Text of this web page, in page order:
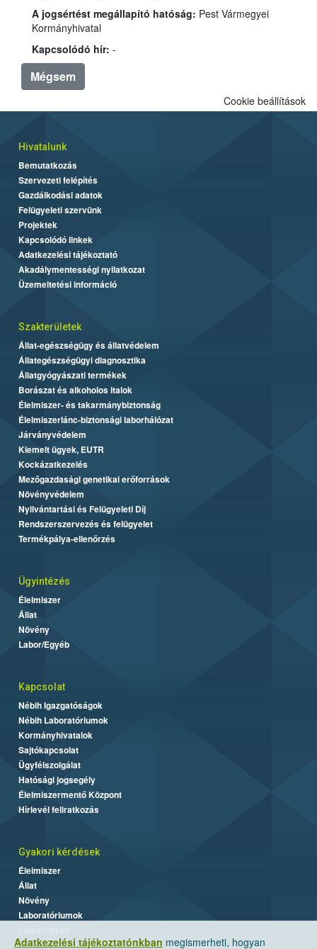
A jogsértést megállapító hatóság: Pest Vármegyei
Kormányhivatal
Kapcsolódó hír: -
Mégsem
Adatkezelési tájékoztatónkban megismerheti, hogyan
Cookie beállítások
Hivatalunk
Bemutatkozás
Szervezeti felépítés
Gazdálkodási adatok
Felügyeleti szervünk
Projektek
Kapcsolódó linkek
Adatkezelési tájékoztató
Akadálymentességi nyilatkozat
Üzemeltetési információ
Szakterületek
Állat-egészségügy és állatvédelem
Állategészségügyi diagnosztika
Állatgyógyászati termékek
Borászat és alkoholos italok
Élelmiszer- és takarmánybiztonság
Élelmiszerlánc-biztonsági laborhálózat
Járványvédelem
Kiemelt ügyek, EUTR
Kockázatkezelés
Mezőgazdasági genetikai erőforrások
Növényvédelem
Nyilvántartási és Felügyeleti Díj
Rendszerszervezés és felügyelet
Termékpálya-ellenőrzés
Ügyintézés
Élelmiszer
Állat
Növény
Labor/Egyéb
Kapcsolat
Nébih Igazgatóságok
Nébih Laboratóriumok
Kormányhivatalok
Sajtókapcsolat
Ügyfélszolgálat
Hatósági jogsegély
Élelmiszermentő Központ
Hírlevél feliratkozás
Gyakori kérdések
Élelmiszer
Állat
Növény
Laboratóriumok